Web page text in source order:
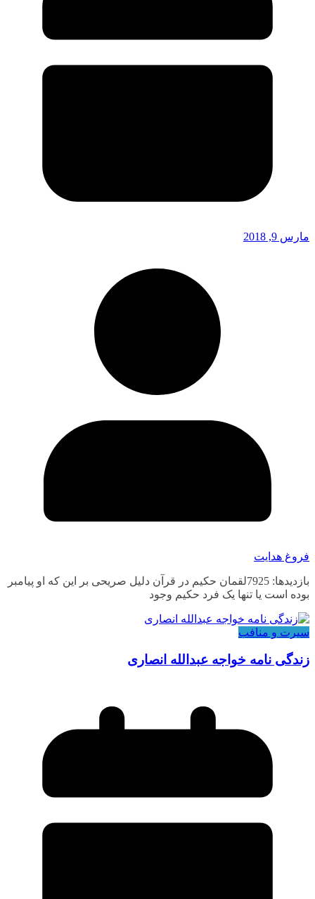
مارس 9, 2018
فروغ هدایت
بازدیدها: 7925لقمان حکیم در قرآن دلیل صریحی بر این که او پیامبر
بوده است یا تنها یک فرد حکیم وجود
سیرت و منافب
زندگی نامه خواجه عبدالله انصاری